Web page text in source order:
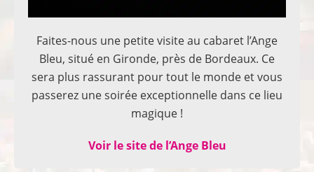
Faites-nous une petite visite au cabaret l’Ange
Bleu, situé en Gironde, près de Bordeaux. Ce
sera plus rassurant pour tout le monde et vous
passerez une soirée exceptionnelle dans ce lieu
magique !
Voir le site de l’Ange Bleu